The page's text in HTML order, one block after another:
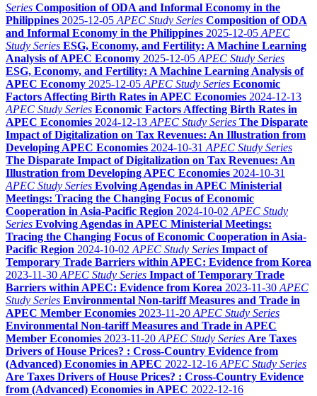
Series Composition of ODA and Informal Economy in the
Philippines 2025-12-05 APEC Study Series Composition of ODA
and Informal Economy in the Philippines 2025-12-05 APEC
Study Series ESG, Economy, and Fertility: A Machine Learning
Analysis of APEC Economy 2025-12-05 APEC Study Series
ESG, Economy, and Fertility: A Machine Learning Analysis of
APEC Economy 2025-12-05 APEC Study Series Economic
Factors Affecting Birth Rates in APEC Economies 2024-12-13
APEC Study Series Economic Factors Affecting Birth Rates in
APEC Economies 2024-12-13 APEC Study Series The Disparate
Impact of Digitalization on Tax Revenues: An Illustration from
Developing APEC Economies 2024-10-31 APEC Study Series
The Disparate Impact of Digitalization on Tax Revenues: An
Illustration from Developing APEC Economies 2024-10-31
APEC Study Series Evolving Agendas in APEC Ministerial
Meetings: Tracing the Changing Focus of Economic
Cooperation in Asia-Pacific Region 2024-10-02 APEC Study
Series Evolving Agendas in APEC Ministerial Meetings:
Tracing the Changing Focus of Economic Cooperation in Asia-
Pacific Region 2024-10-02 APEC Study Series Impact of
Temporary Trade Barriers within APEC: Evidence from Korea
2023-11-30 APEC Study Series Impact of Temporary Trade
Barriers within APEC: Evidence from Korea 2023-11-30 APEC
Study Series Environmental Non-tariff Measures and Trade in
APEC Member Economies 2023-11-20 APEC Study Series
Environmental Non-tariff Measures and Trade in APEC
Member Economies 2023-11-20 APEC Study Series Are Taxes
Drivers of House Prices? : Cross-Country Evidence from
(Advanced) Economies in APEC 2022-12-16 APEC Study Series
Are Taxes Drivers of House Prices? : Cross-Country Evidence
from (Advanced) Economies in APEC 2022-12-16